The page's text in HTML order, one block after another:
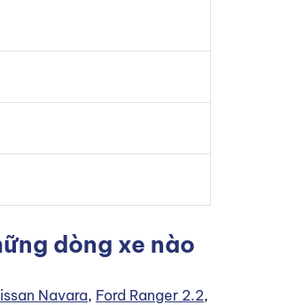
dòng xe nào
Navara, Ford Ranger 2.2,